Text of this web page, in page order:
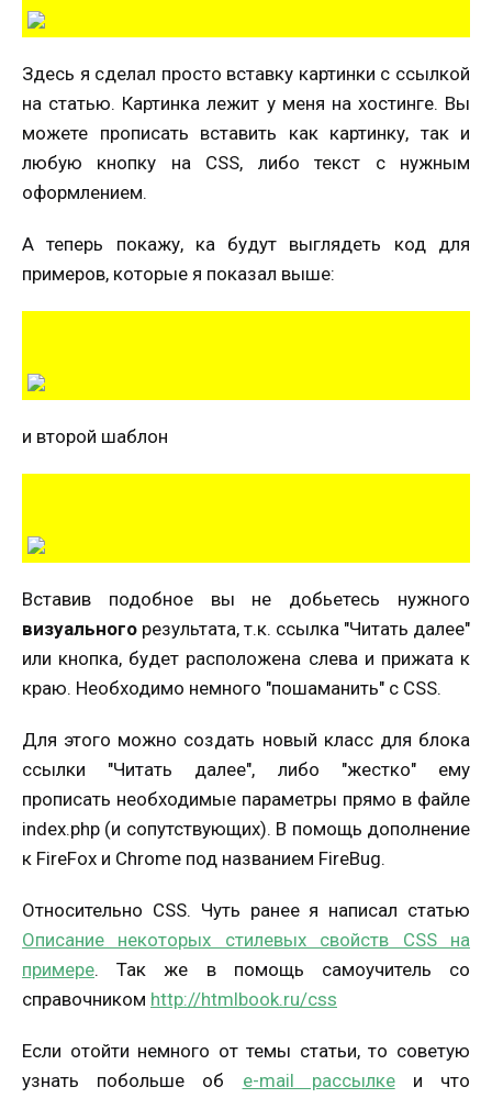
Здесь я сделал просто вставку картинки с ссылкой
на статью. Картинка лежит у меня на хостинге. Вы
можете прописать вставить как картинку, так и
любую кнопку на CSS, либо текст с нужным
оформлением.
А теперь покажу, ка будут выглядеть код для
примеров, которые я показал выше:
и второй шаблон
Вставив подобное вы не добьетесь нужного
визуального результата, т.к. ссылка "Читать далее"
или кнопка, будет расположена слева и прижата к
краю. Необходимо немного "пошаманить" с CSS.
Для этого можно создать новый класс для блока
ссылки "Читать далее", либо "жестко" ему
прописать необходимые параметры прямо в файле
index.php (и сопутствующих). В помощь дополнение
к FireFox и Chrome под названием FireBug.
Относительно CSS. Чуть ранее я написал статью
Описание некоторых стилевых свойств CSS на
примере. Так же в помощь самоучитель со
справочником http://htmlbook.ru/css
Если отойти немного от темы статьи, то советую
узнать побольше об e-mail рассылкеи что